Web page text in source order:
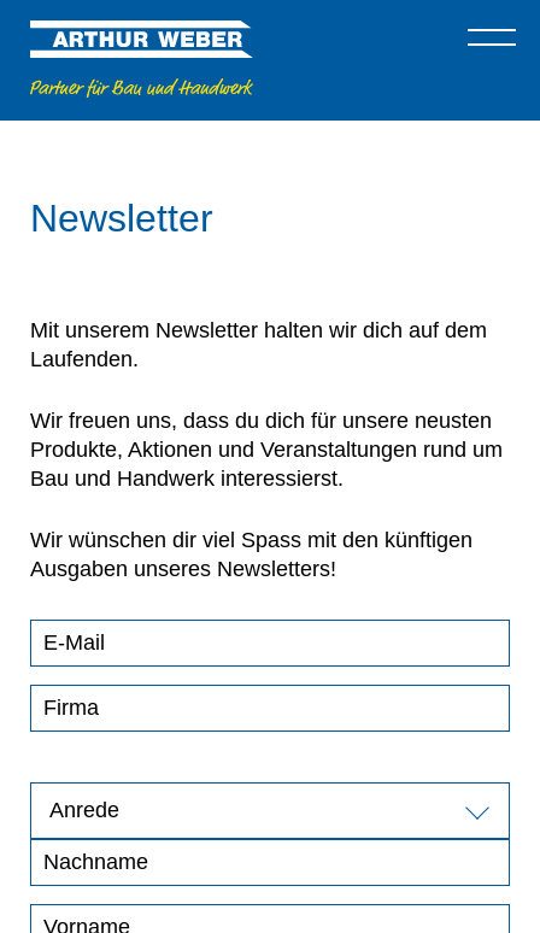
Newsletter
Mit unserem Newsletter halten wir dich auf dem
Laufenden.
Wir freuen uns, dass du dich für unsere neusten
Produkte, Aktionen und Veranstaltungen rund um
Bau und Handwerk interessierst.
Wir wünschen dir viel Spass mit den künftigen
Ausgaben unseres Newsletters!